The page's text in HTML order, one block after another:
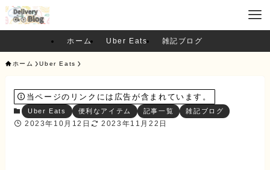
ホーム Uber Eats 雑記ブログ
ホーム Uber Eats
当ページのリンクには広告が含まれています。
Uber Eats 便利なアイテム 記事一覧 雑記ブログ
2023年10月12日 2023年11月22日